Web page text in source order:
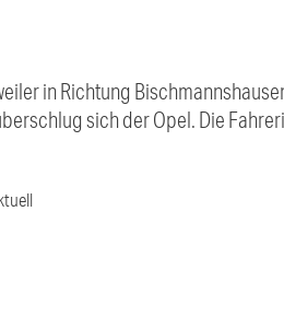
in Richtung
sich der Opel. Die